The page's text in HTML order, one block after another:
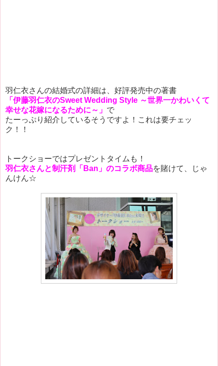
羽仁衣さんの結婚式の詳細は、好評発売中の著書
「伊藤羽仁衣のSweet Wedding Style ～世界一かわいくて
幸せな花嫁になるために～」 で
たーっぷり紹介しているそうですよ！これは要チェッ
ク！！
トークショーではプレゼントタイムも！
羽仁衣さんと制汗剤「Ban」のコラボ商品を賭けて、じゃ
んけん☆